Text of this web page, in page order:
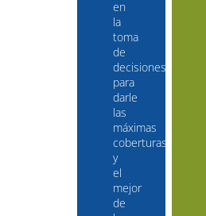
en
la
toma
de
decisiones,
para
darle
las
máximas
coberturas,
y
el
mejor
de